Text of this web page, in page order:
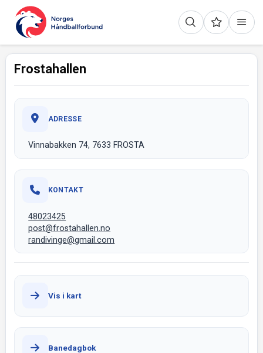
Frostahallen
ADRESSE
Vinnabakken 74, 7633 FROSTA
KONTAKT
48023425
post@frostahallen.no
randivinge@gmail.com
Vis i kart
Banedagbok